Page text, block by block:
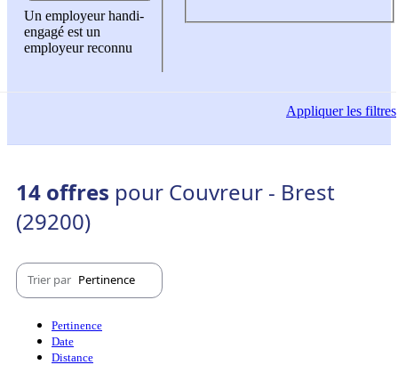
Un employeur handi-
engagé est un
employeur reconnu
Appliquerles filtres
14 offres pour Couvreur - Brest
(29200)
Trier par Pertinence
Pertinence
Date
Distance